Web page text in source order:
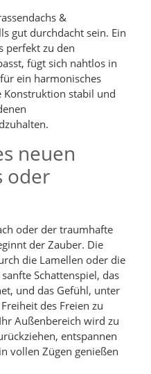
&
gut durchdacht sein. Ein
perfekt zu den
fügt sich nahtlos in
ein harmonisches
Konstruktion stabil und
neuen
oder
oder der traumhafte
der Zauber. Die
die Lamellen oder die
Schattenspiel, das
und das Gefühl, unter
des Freien zu
Außenbereich wird zu
entspannen
vollen Zügen genießen